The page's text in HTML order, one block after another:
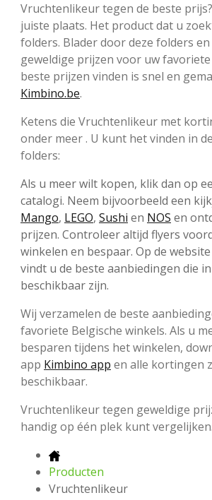
Vruchtenlikeur tegen de beste
juiste plaats. Het product dat u
folders. Blader door deze folders
geweldige prijzen voor uw
beste prijzen vinden is snel en
Kimbino.be.
Ketens die Vruchtenlikeur met
onder meer . U kunt het vinden in
folders:
Als u meer wilt kopen, klik dan op
catalogi. Neem bijvoorbeeld een
Mango, LEGO, Sushi en NOS en
prijzen. Controleer altijd flyers
winkelen en bespaar. Op de
vindt u de beste aanbiedingen die
beschikbaar zijn.
Wij verzamelen de beste
favoriete Belgische winkels. Als u
besparen tijdens het winkelen,
app Kimbino app en alle kortingen
beschikbaar.
Vruchtenlikeur tegen geweldige
handig op één plek kunt
Producten
Vruchtenlikeur